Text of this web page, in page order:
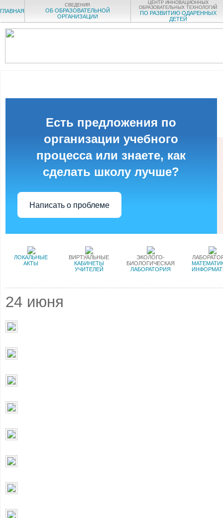
ГЛАВНАЯ
СВЕДЕНИЯ
ОБ ОБРАЗОВАТЕЛЬНОЙ
ОРГАНИЗАЦИИ
ЦЕНТР ИННОВАЦИОННЫХ
ОБРАЗОВАТЕЛЬНЫХ ТЕХНОЛОГИЙ
ПО РАЗВИТИЮ ОДАРЕННЫХ
ДЕТЕЙ
Есть предложения по
организации учебного
процесса или знаете, как
сделать школу лучше?
Написать о проблеме
ЛОКАЛЬНЫЕ
АКТЫ
ВИРТУАЛЬНЫЕ
КАБИНЕТЫ
УЧИТЕЛЕЙ
ЭКОЛОГО-
БИОЛОГИЧЕСКАЯ
ЛАБОРАТОРИЯ
24 июня